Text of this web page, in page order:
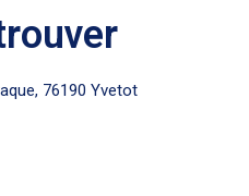
76190 Yvetot